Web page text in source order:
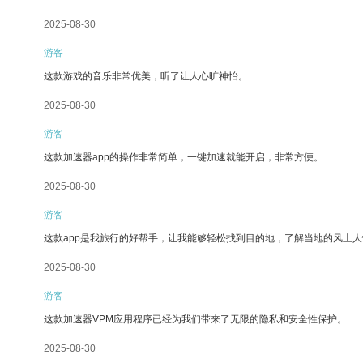
2025-08-30
游客
这款游戏的音乐非常优美，听了让人心旷神怡。
2025-08-30
游客
这款加速器app的操作非常简单，一键加速就能开启，非常方便。
2025-08-30
游客
这款app是我旅行的好帮手，让我能够轻松找到目的地，了解当地的风土
2025-08-30
游客
这款加速器VPM应用程序已经为我们带来了无限的隐私和安全性保护。
2025-08-30